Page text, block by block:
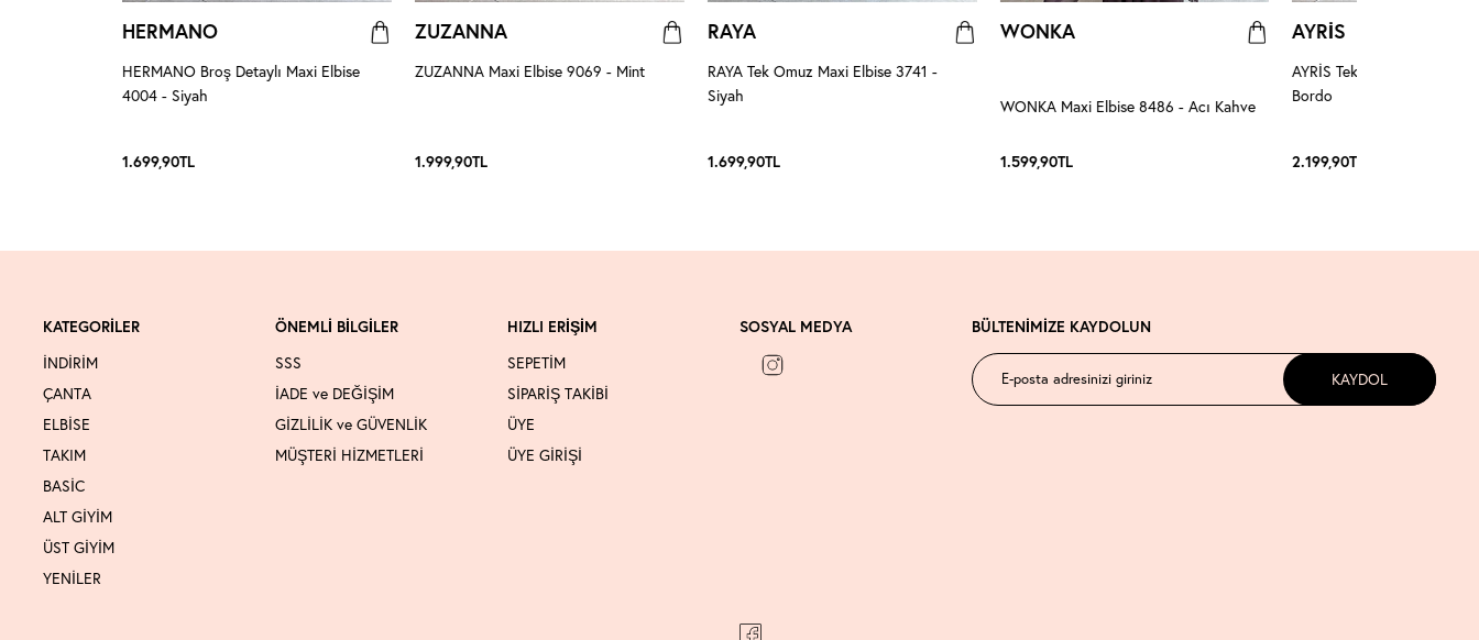
HERMANO
HERMANO Broş Detaylı Maxi Elbise
4004 - Siyah
1.699,90TL
ZUZANNA
ZUZANNA Maxi Elbise 9069 - Mint
1.999,90TL
RAYA
RAYA Tek Omuz Maxi Elbise 3741 -
Siyah
1.699,90TL
WONKA
WONKA Maxi Elbise 8486 - Acı Kahve
1.599,90TL
AYRİS
AYRİS Tek Omuz Maxi
Bordo
2.199,90TL
KATEGORİLER
İNDİRİM
ÇANTA
ELBİSE
TAKIM
BASİC
ALT GİYİM
ÜST GİYİM
YENİLER
ÖNEMLİ BİLGİLER
SSS
İADE ve DEĞİŞİM
GİZLİLİK ve GÜVENLİK
MÜŞTERİ HİZMETLERİ
HIZLI ERİŞİM
SEPETİM
SİPARİŞ TAKİBİ
ÜYE
ÜYE GİRİŞİ
SOSYAL MEDYA BÜLTENİMİZE KAYDOLUN
KAYDOL